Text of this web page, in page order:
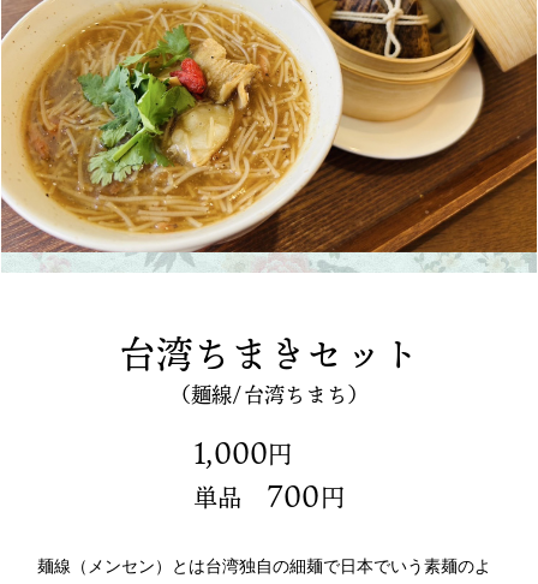
台湾ちまきセット
（麺線/台湾ちまち）
1,000円
単品 700円
麺線（メンセン）とは台湾独自の細麺で日本でいう素麺のよ